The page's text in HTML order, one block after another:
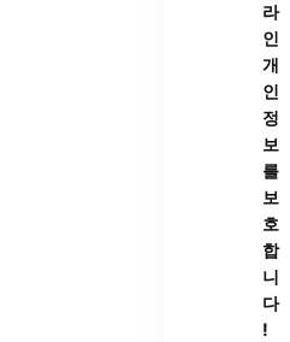
라
인
개
인
정
보
를
보
호
합
니
다
!